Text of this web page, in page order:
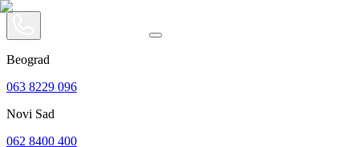
Beograd
063 8229 096
Novi Sad
062 8400 400